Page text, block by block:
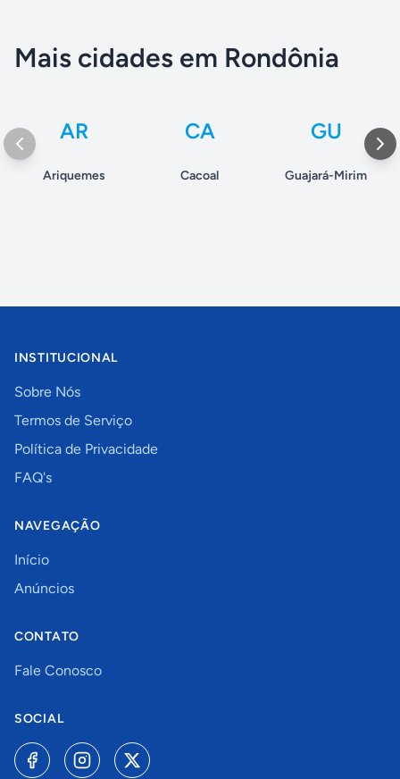
Mais cidades em Rondônia
AR
Ariquemes
CA
Cacoal
GU
Guajará-Mirim
INSTITUCIONAL
Sobre Nós
Termos de Serviço
Política de Privacidade
FAQ's
NAVEGAÇÃO
Início
Anúncios
CONTATO
Fale Conosco
SOCIAL